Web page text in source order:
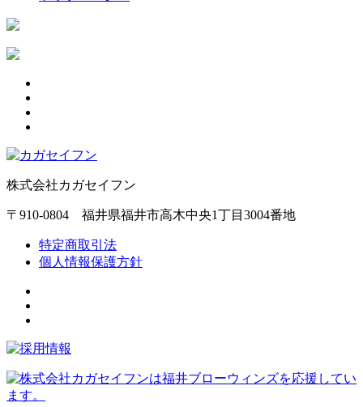
株式会社カガセイフン
〒910-0804 福井県福井市高木中央1丁目3004番地
特定商取引法
個人情報保護方針